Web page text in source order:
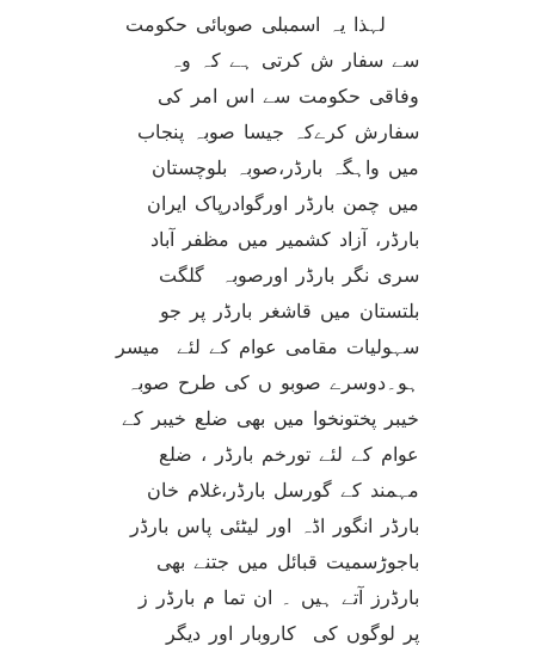
لہذا یہ اسمبلی صوبائی حکومت
سے سفار ش کرتی ہے کہ وہ
وفاقی حکومت سے اس امر کی
سفارش کرےکہ جیسا صوبہ پنجاب
میں واہگہ بارڈر،صوبہ بلوچستان
میں چمن بارڈر اورگوادرپاک ایران
بارڈر، آزاد کشمیر میں مظفر آباد
سری نگر بارڈر اورصوبہ گلگت
بلتستان میں قاشغر بارڈر پر جو
سہولیات مقامی عوام کے لئے میسر
ہو۔دوسرے صوبو ں کی طرح صوبہ
خیبر پختونخوا میں بھی ضلع خیبر کے
عوام کے لئے تورخم بارڈر ، ضلع
مہمند کے گورسل بارڈر،غلام خان
بارڈر انگور اڈہ اور لیٹئی پاس بارڈر
باجوڑسمیت قبائل میں جتنے بھی
بارڈرز آتے ہیں ۔ ان تما م بارڈر ز
پر لوگوں کی کاروبار اور دیگر